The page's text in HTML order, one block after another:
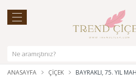
ANASAYFA ÇIÇEK BAYRAKLI, 75. YIL